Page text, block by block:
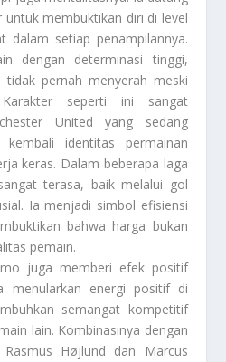
untuk membuktikan diri di level
dalam setiap penampilannya.
dengan determinasi tinggi,
pernah menyerah meski
seperti ini sangat
United yang sedang
kembali identitas permainan
keras. Dalam beberapa laga
terasa, baik melalui gol
Ia menjadi simbol efisiensi
bahwa harga bukan
pemain.
juga memberi efek positif
menularkan energi positif di
semangat kompetitif
lain. Kombinasinya dengan
Højlund dan Marcus